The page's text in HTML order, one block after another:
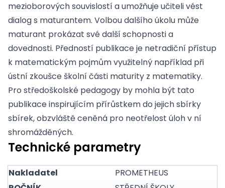
mezioborových souvislostí a umožňuje učiteli vést
dialog s maturantem. Volbou dalšího úkolu může
maturant prokázat své další schopnosti a
dovednosti. Předností publikace je netradiční přístup
k matematickým pojmům využitelný například při
ústní zkoušce školní části maturity z matematiky.
Pro středoškolské pedagogy by mohla být tato
publikace inspirujícím přírůstkem do jejich sbírky
sbírek, obzvláště ceněná pro neotřelost úloh v ní
shromážděných.
Technické parametry
Nakladatel
PROMETHEUS